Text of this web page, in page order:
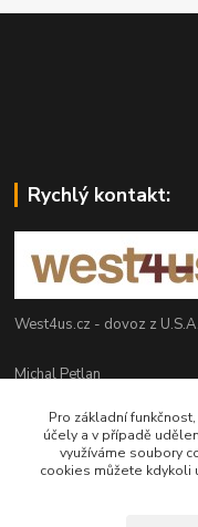
Rychlý kontakt:
West4us.cz - dovoz z U.S.A.
Michal Petlan
(Po-Pá, 9-16h)
info@west4us.cz
Pro základní
účely a v případě
využíváme soubory
cookies můžete kdykoli